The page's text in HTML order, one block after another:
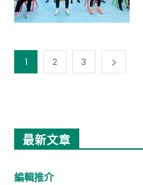
1 2 3
最新文章
編輯推介